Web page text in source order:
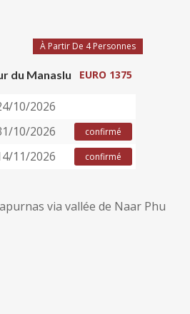
À Partir De 4 Personnes
du Manaslu EURO 1375
10/2026
10/2026
confirmé
11/2026 confirmé